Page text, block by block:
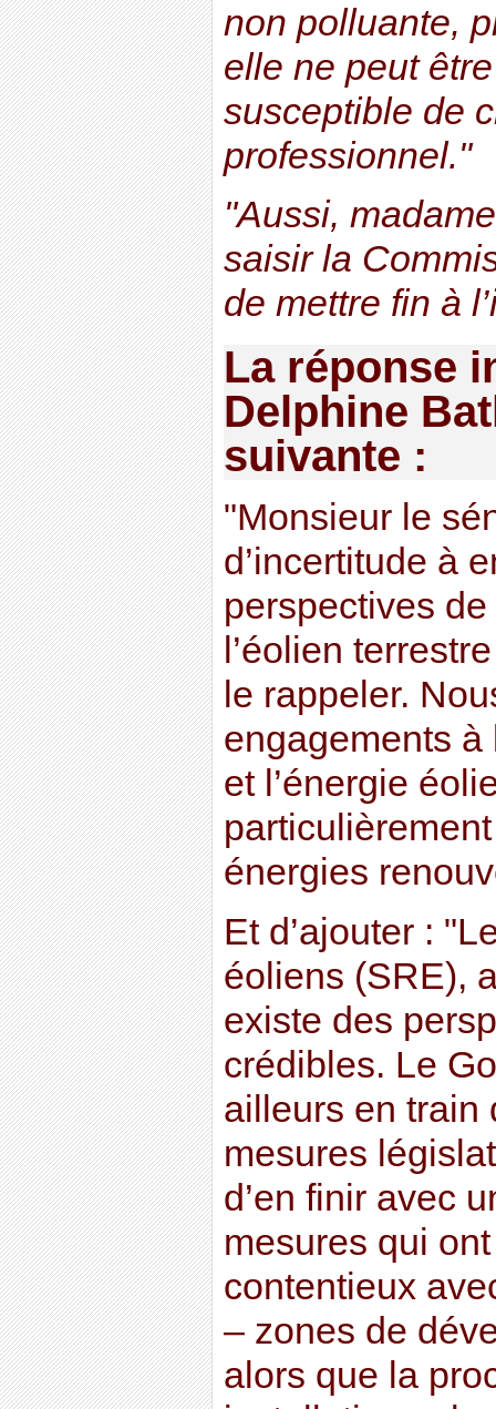
non polluante,
elle ne peut
susceptible de
professionnel."
"Aussi,
saisir la
de mettre fin à
La réponse
Delphine
suivante :
"Monsieur le
d’incertitude à
perspectives
l’éolien
le rappeler.
engagements à
et l’énergie
énergies
Et d’ajouter :
éoliens (SRE),
existe des
crédibles. Le
ailleurs en train
mesures
d’en finir avec
mesures qui
contentieux
– zones de
alors que la